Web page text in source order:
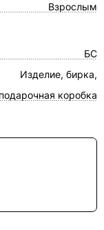
Взрослым
БС
Изделие, бирка,
подарочная коробка